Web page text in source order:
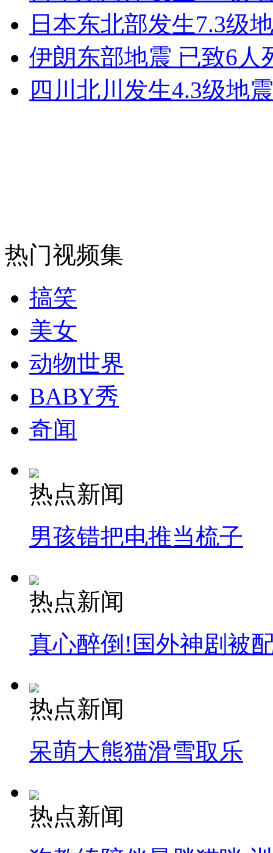
安徽一实载49人客车翻车
纽约上演“枕头大战”
司机酒驾遇交警 急速倒车逃窜
日本东北部发生7.3级
伊朗东部地震 已致6人
四川北川发生4.3级地
热门视频集
搞笑
美女
动物世界
BABY秀
奇闻
热点新闻
男孩错把电推当梳子
热点新闻
真心醉倒!国外神剧被
热点新闻
呆萌大熊猫滑雪取乐
热点新闻